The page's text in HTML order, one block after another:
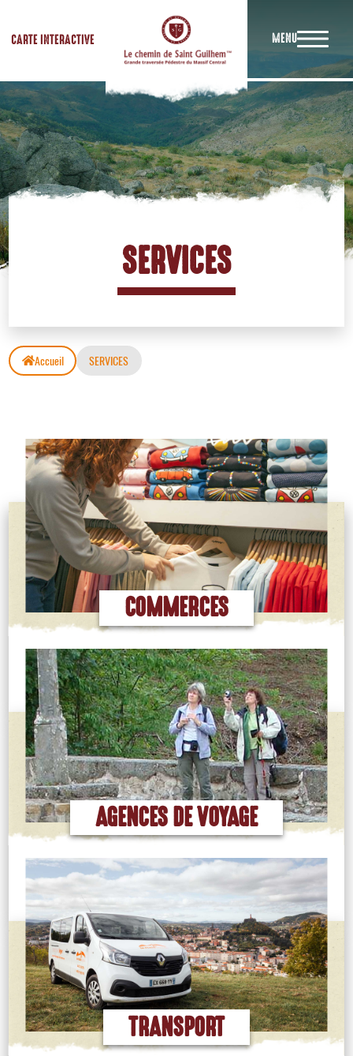
CARTE INTERACTIVE MENU
SERVICES
Accueil SERVICES
COMMERCES
EN SAVOIR PLUS
AGENCES DE VOYAGE
EN SAVOIR PLUS
TRANSPORT